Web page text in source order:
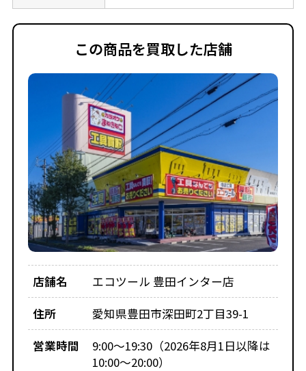
この商品を買取した店舗
店舗名
エコツール 豊田インター店
住所
愛知県豊田市深田町2丁目39-1
営業時間
9:00～19:30（2026年8月1日以降は
10:00～20:00）